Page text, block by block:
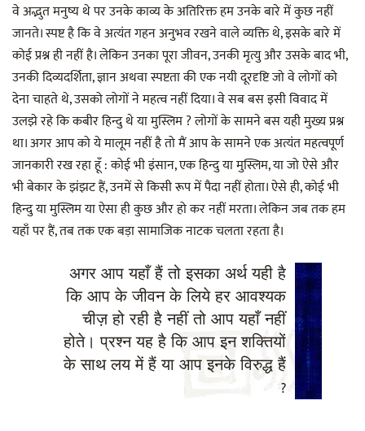
वे अद्भुत मनुष्य थे पर उनके काव्य के अतिरिक्त हम उनके बारे में कुछ नहीं
जानते। स्पष्ट है कि वे अत्यंत गहन अनुभव रखने वाले व्यक्ति थे, इसके बारे में
कोई प्रश्न ही नहीं है। लेकिन उनका पूरा जीवन, उनकी मृत्यु और उसके बाद भी,
उनकी दिव्यदर्शिता, ज्ञान अथवा स्पष्टता की एक नयी दूरदृष्टि जो वे लोगों को
देना चाहते थे, उसको लोगों ने महत्व नहीं दिया। वे सब बस इसी विवाद में
उलझे रहे कि कबीर हिन्दु थे या मुस्लिम ? लोगों के सामने बस यही मुख्य प्रश्न
था। अगर आप को ये मालूम नहीं है तो मैं आप के सामने एक अत्यंत महत्वपूर्ण
जानकारी रख रहा हूँ : कोई भी इंसान, एक हिन्दु या मुस्लिम, या जो ऐसे और
भी बेकार के झंझट हैं, उनमें से किसी रूप में पैदा नहीं होता। ऐसे ही, कोई भी
हिन्दु या मुस्लिम या ऐसा ही कुछ और हो कर नहीं मरता। लेकिन जब तक हम
यहाँ पर हैं, तब तक एक बड़ा सामाजिक नाटक चलता रहता है।
अगर आप यहाँ हैं तो इसका अर्थ यही है
कि आप के जीवन के लिये हर आवश्यक
चीज़ हो रही है नहीं तो आप यहाँ नहीं
होते। प्रश्न यह है कि आप इन शक्तियों
के साथ लय में हैं या आप इनके विरुद्ध हैं
?